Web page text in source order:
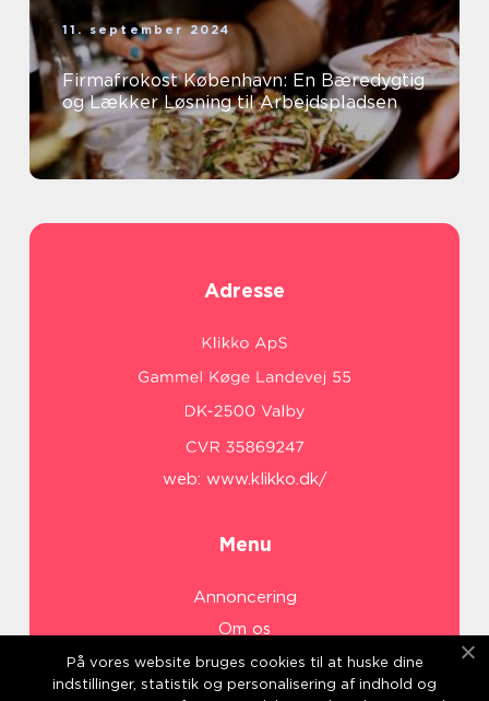
11. september 2024
Firmafrokost København: En Bæredygtig
og Lækker Løsning til Arbejdspladsen
Adresse
web: www.klikko.dk/
Menu
Annoncering
Om os
Cookies
Kontakt os
På vores website bruges cookies til at huske dine
indstillinger, statistik og personalisering af indhold og